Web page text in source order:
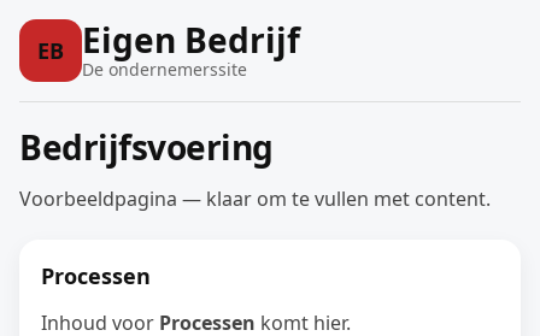
EB Eigen Bedrijf
De ondernemerssite
Bedrijfsvoering
Voorbeeldpagina — klaar om te vullen met content.
Processen
Inhoud voor Processen komt hier.